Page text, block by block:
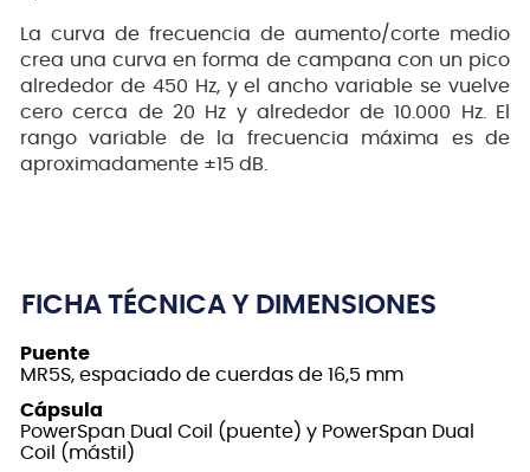
La curva de frecuencia de aumento/corte medio
crea una curva en forma de campana con un pico
alrededor de 450 Hz, y el ancho variable se vuelve
cero cerca de 20 Hz y alrededor de 10.000 Hz. El
rango variable de la frecuencia máxima es de
aproximadamente ±15 dB.
FICHA TÉCNICA Y DIMENSIONES
Puente
MR5S, espaciado de cuerdas de 16,5 mm
Cápsula
PowerSpan Dual Coil (puente) y PowerSpan Dual
Coil (mástil)